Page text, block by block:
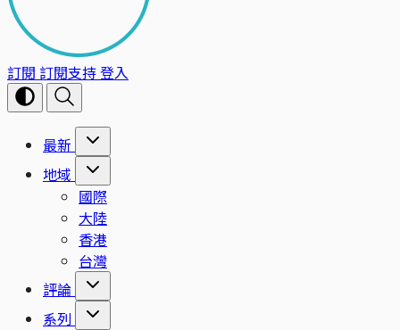
訂閱 訂閱支持登入
最新
地域
國際
大陸
香港
台灣
評論
系列